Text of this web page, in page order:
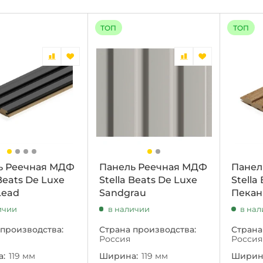
Реечная МДФ
De Luxe
119 мм
ТОП
Панель Реечная МДФ
Stella Beats De Luxe
Sandgrau
в наличии
Страна производства:
Россия
Ширина: 119 мм
ТОП
Stella
Пекан
в
Россия